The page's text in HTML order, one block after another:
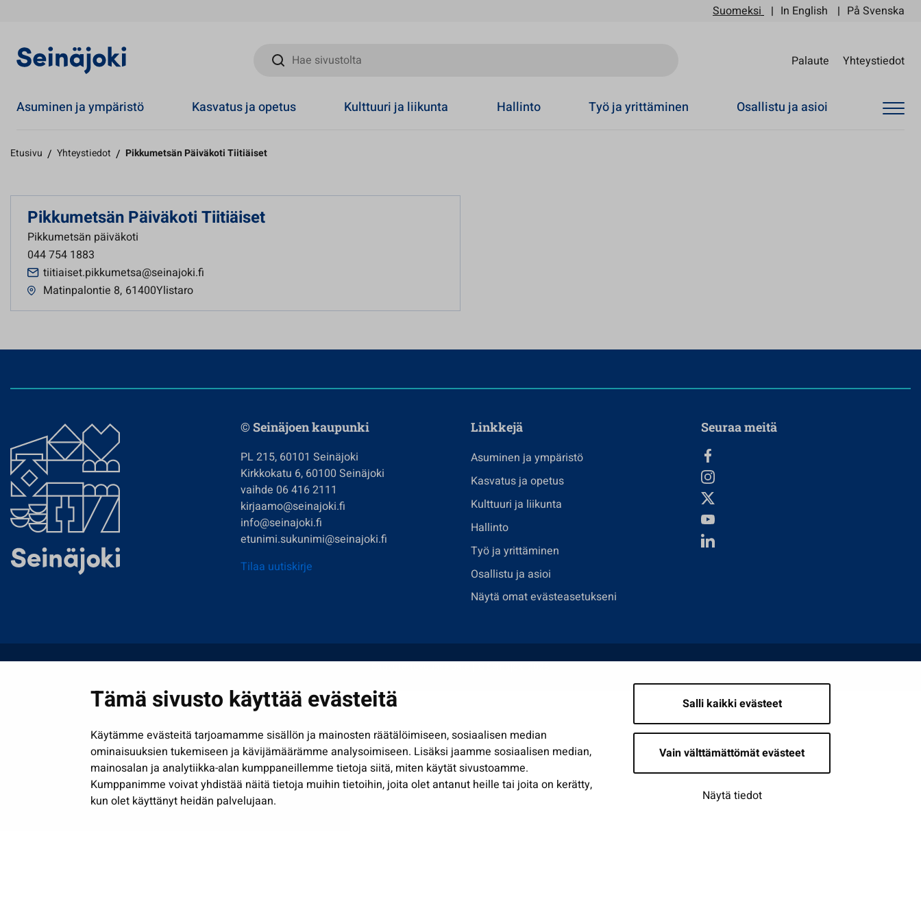
Tämä sivusto käyttää evästeitä
Käytämme evästeitä tarjoamamme sisällön ja mainosten räätälöimiseen, sosiaalisen median
ominaisuuksien tukemiseen ja kävijämäärämme analysoimiseen. Lisäksi jaamme sosiaalisen median,
mainosalan ja analytiikka-alan kumppaneillemme tietoja siitä, miten käytät sivustoamme.
Kumppanimme voivat yhdistää näitä tietoja muihin tietoihin, joita olet antanut heille tai joita on kerätty,
kun olet käyttänyt heidän palvelujaan.
Salli kaikki evästeet
Vain välttämättömät evästeet
Näytä tiedot
Suomeksi In English På Svenska
Hae sivustolta
Palaute Yhteystiedot
Asuminen ja ympäristö Kasvatus ja opetus Kulttuuri ja liikunta Hallinto Työ ja yrittäminen Osallistu ja asioi
Etusivu / Yhteystiedot / Pikkumetsän Päiväkoti Tiitiäiset
Pikkumetsän Päiväkoti Tiitiäiset
Pikkumetsän päiväkoti
044 754 1883
tiitiaiset.pikkumetsa@seinajoki.fi
Matinpalontie 8, 61400Ylistaro
© Seinäjoen kaupunki
PL 215, 60101 Seinäjoki
Kirkkokatu 6, 60100 Seinäjoki
vaihde 06 416 2111
kirjaamo@seinajoki.fi
info@seinajoki.fi
etunimi.sukunimi@seinajoki.fi
Tilaa uutiskirje
Linkkejä
Asuminen ja ympäristö
Kasvatus ja opetus
Kulttuuri ja liikunta
Hallinto
Työ ja yrittäminen
Osallistu ja asioi
Näytä omat evästeasetukseni
Seuraa meitä